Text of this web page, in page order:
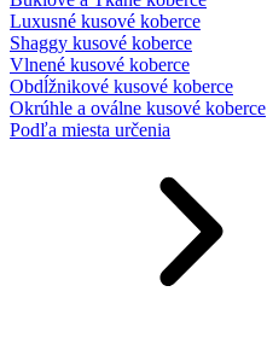
Luxusné kusové koberce
Shaggy kusové koberce
Vlnené kusové koberce
Obdĺžnikové kusové koberce
Okrúhle a oválne kusové koberce
Podľa miesta určenia